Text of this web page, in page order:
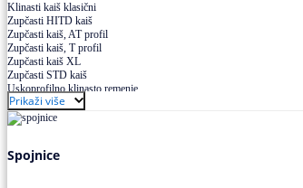
Klinasti kaiš klasični
Zupčasti HITD kaiš
Zupčasti kaiš, AT profil
Zupčasti kaiš, T profil
Zupčasti kaiš XL
Zupčasti STD kaiš
Uskoprofilno klinasto remenje
Uskoprofilno klinasto remenje spojeno
Uskoprofilno klinasto remenje XP extra power
Višekanalno remenje PJ,PK
Prikaži više
Spojnice